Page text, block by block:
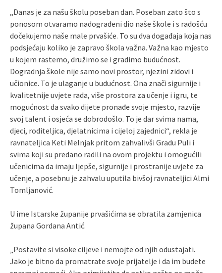
„Danas je za našu školu poseban dan. Poseban zato što s
ponosom otvaramo nadograđeni dio naše škole i s radošću
dočekujemo naše male prvašiće. To su dva događaja koja nas
podsjećaju koliko je zapravo škola važna. Važna kao mjesto
u kojem rastemo, družimo se i gradimo budućnost.
Dogradnja škole nije samo novi prostor, njezini zidovi i
učionice. To je ulaganje u budućnost. Ona znači sigurnije i
kvalitetnije uvjete rada, više prostora za učenje i igru, te
mogućnost da svako dijete pronađe svoje mjesto, razvije
svoj talent i osjeća se dobrodošlo. To je dar svima nama,
djeci, roditeljica, djelatnicima i cijeloj zajednici“, rekla je
ravnateljica Keti Melnjak pritom zahvalivši Gradu Puli i
svima koji su predano radili na ovom projektu i omogućili
učenicima da imaju ljepše, sigurnije i prostranije uvjete za
učenje, a posebnu je zahvalu uputila bivšoj ravnateljici Almi
Tomljanović.
U ime Istarske županije prvašićima se obratila zamjenica
župana Gordana Antić.
„Postavite si visoke ciljeve i nemojte od njih odustajati.
Jako je bitno da promatrate svoje prijatelje i da im budete